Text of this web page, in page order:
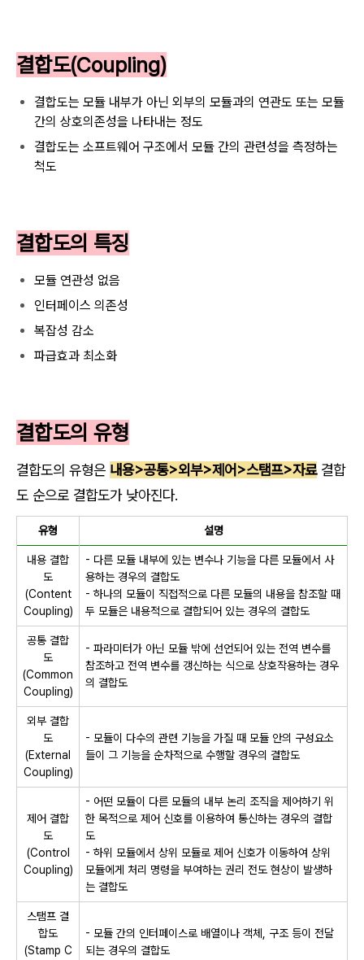
결합도(Coupling)
결합도는 모듈 내부가 아닌 외부의 모듈과의 연관도 또는 모듈
간의 상호의존성을 나타내는 정도
결합도는 소프트웨어 구조에서 모듈 간의 관련성을 측정하는
척도
결합도의 특징
모듈 연관성 없음
인터페이스 의존성
복잡성 감소
파급효과 최소화
결합도의 유형
결합도의 유형은 내용>공통>외부>제어>스탬프>자료결합
도 순으로 결합도가 낮아진다.
유형 설명
내용 결합
도
(Content
Coupling)
- 다른 모듈 내부에 있는 변수나 기능을 다른 모듈에서 사
용하는 경우의 결합도
- 하나의 모듈이 직접적으로 다른 모듈의 내용을 참조할 때
두 모듈은 내용적으로 결합되어 있는 경우의 결합도
공통 결합
도
(Common
Coupling)
- 파라미터가 아닌 모듈 밖에 선언되어 있는 전역 변수를
참조하고 전역 변수를 갱신하는 식으로 상호작용하는 경우
의 결합도
외부 결합
도
(External
Coupling)
- 모듈이 다수의 관련 기능을 가질 때 모듈 안의 구성요소
들이 그 기능을 순차적으로 수행할 경우의 결합도
제어 결합
도
(Control
Coupling)
- 어떤 모듈이 다른 모듈의 내부 논리 조직을 제어하기 위
한 목적으로 제어 신호를 이용하여 통신하는 경우의 결합
도
- 하위 모듈에서 상위 모듈로 제어 신호가 이동하여 상위
모듈에게 처리 명령을 부여하는 권리 전도 현상이 발생하
는 결합도
스탬프 결
합도
(Stamp C
- 모듈 간의 인터페이스로 배열이나 객체, 구조 등이 전달
되는 경우의 결합도